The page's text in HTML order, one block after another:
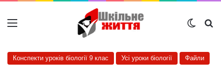
Меню
Конспекти уроків біології 9 клас Усі уроки біології Файли